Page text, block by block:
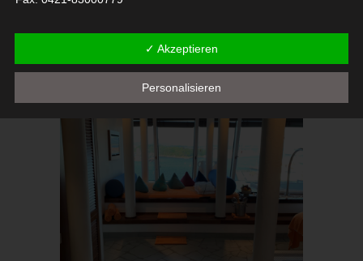
Die Internetseiten verwenden Cookies. Cookies sind
Textdateien, welche über einen Internetbrowser auf einem
Computersystem abgelegt und gespeichert werden.
Zahlreiche Internetseiten und Server verwenden Cookies. Viele
Cookies enthalten eine sogenannte Cookie-ID. Eine Cookie-ID
ist eine eindeutige Kennung des Cookies. Sie besteht aus einer
Zeichenfolge, durch welche Internetseiten und Server dem
konkreten Internetbrowser zugeordnet werden können, in dem
✓ Akzeptieren
Personalisieren